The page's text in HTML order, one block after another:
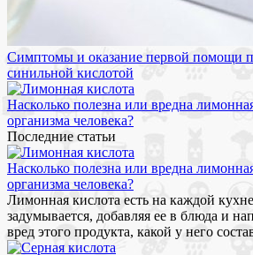
Симптомы и оказание первой помощи
синильной кислотой
Насколько полезна или вредна
организма человека?
Последние статьи
Насколько полезна или вредна
организма человека?
Лимонная кислота есть на каждой
задумывается, добавляя ее в блюда и
вред этого продукта, какой у него